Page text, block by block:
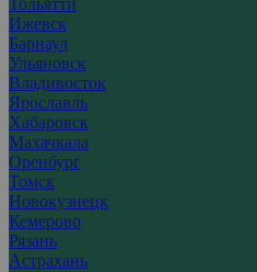
Ижевск
Барнаул
Ульяновск
Владивосток
Ярославль
Хабаровск
Махачкала
Оренбург
Томск
Новокузнецк
Кемерово
Рязань
Астрахань